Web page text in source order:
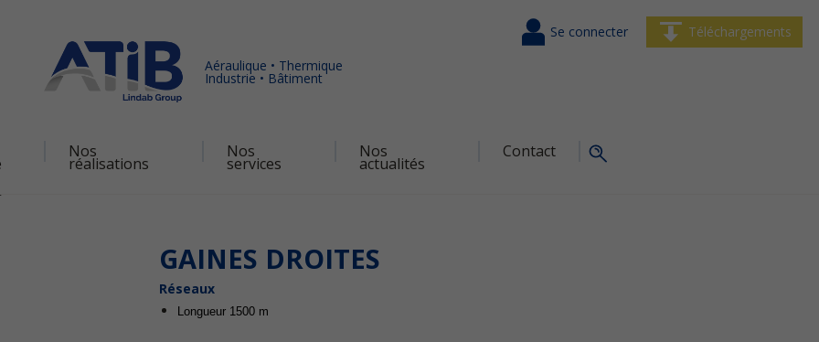
Aéraulique • Thermique
Industrie • Bâtiment
Nos
réalisations
Nos
services
Nos
actualités
Contact
Se connecter Téléchargements
GAINES DROITES
Réseaux
Longueur 1500 m